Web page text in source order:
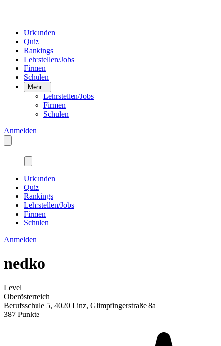
Urkunden
Quiz
Rankings
Lehrstellen/Jobs
Firmen
Schulen
Mehr...
Lehrstellen/Jobs
Firmen
Schulen
Anmelden
Urkunden
Quiz
Rankings
Lehrstellen/Jobs
Firmen
Schulen
Anmelden
nedko
Level
Oberösterreich
Berufsschule 5, 4020 Linz, Glimpfingerstraße 8a
387 Punkte